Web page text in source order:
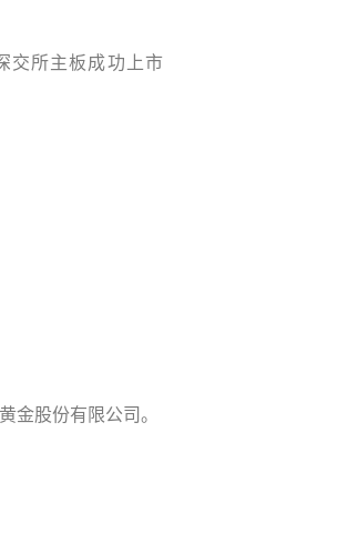
交所主板成功上市
金股份有限公司。